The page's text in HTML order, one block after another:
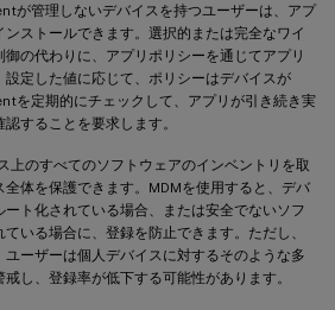
が管理しないデバイスを持つユーザーは、アプ
ンストールできます。選択的または完全なワイ
の代わりに、アプリポリシーを通じてアプリ
定した値に応じて、ポリシーはデバイスが
を定期的にチェックして、アプリが引き続き実
することを要求します。
上のすべてのソフトウェアのインベントリを取
体を保護できます。MDMを使用すると、デバ
ト化されている場合、または安全でないソフ
いる場合に、登録を防止できます。ただし、
ユーザーは個人デバイスに対するそのような多
し、登録率が低下する可能性があります。